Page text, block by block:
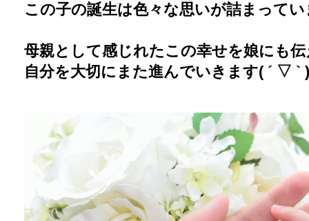
この子の誕生は色々な思いが詰まって
母親として感じれたこの幸せを娘にも
自分を大切にまた進んでいきます( ´ ▽ `